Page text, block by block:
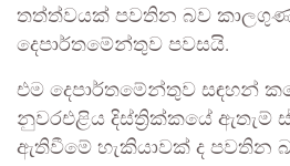
තත්ත්වයක් පවතින බව කාලගුණ
දෙපාර්තමේන්තුව පවසයි.
එම දෙපාර්තමේන්තුව සඳහන්
නුවරඑළිය දිස්ත්‍රික්කයේ ඇතැම්
ඇතිවීමේ හැකියාවක් ද පවතින